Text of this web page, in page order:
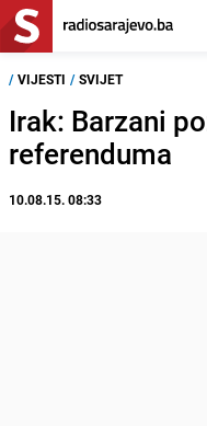
/ VIJESTI / SVIJET
Irak: Barzani
referenduma
10.08.15. 08:33